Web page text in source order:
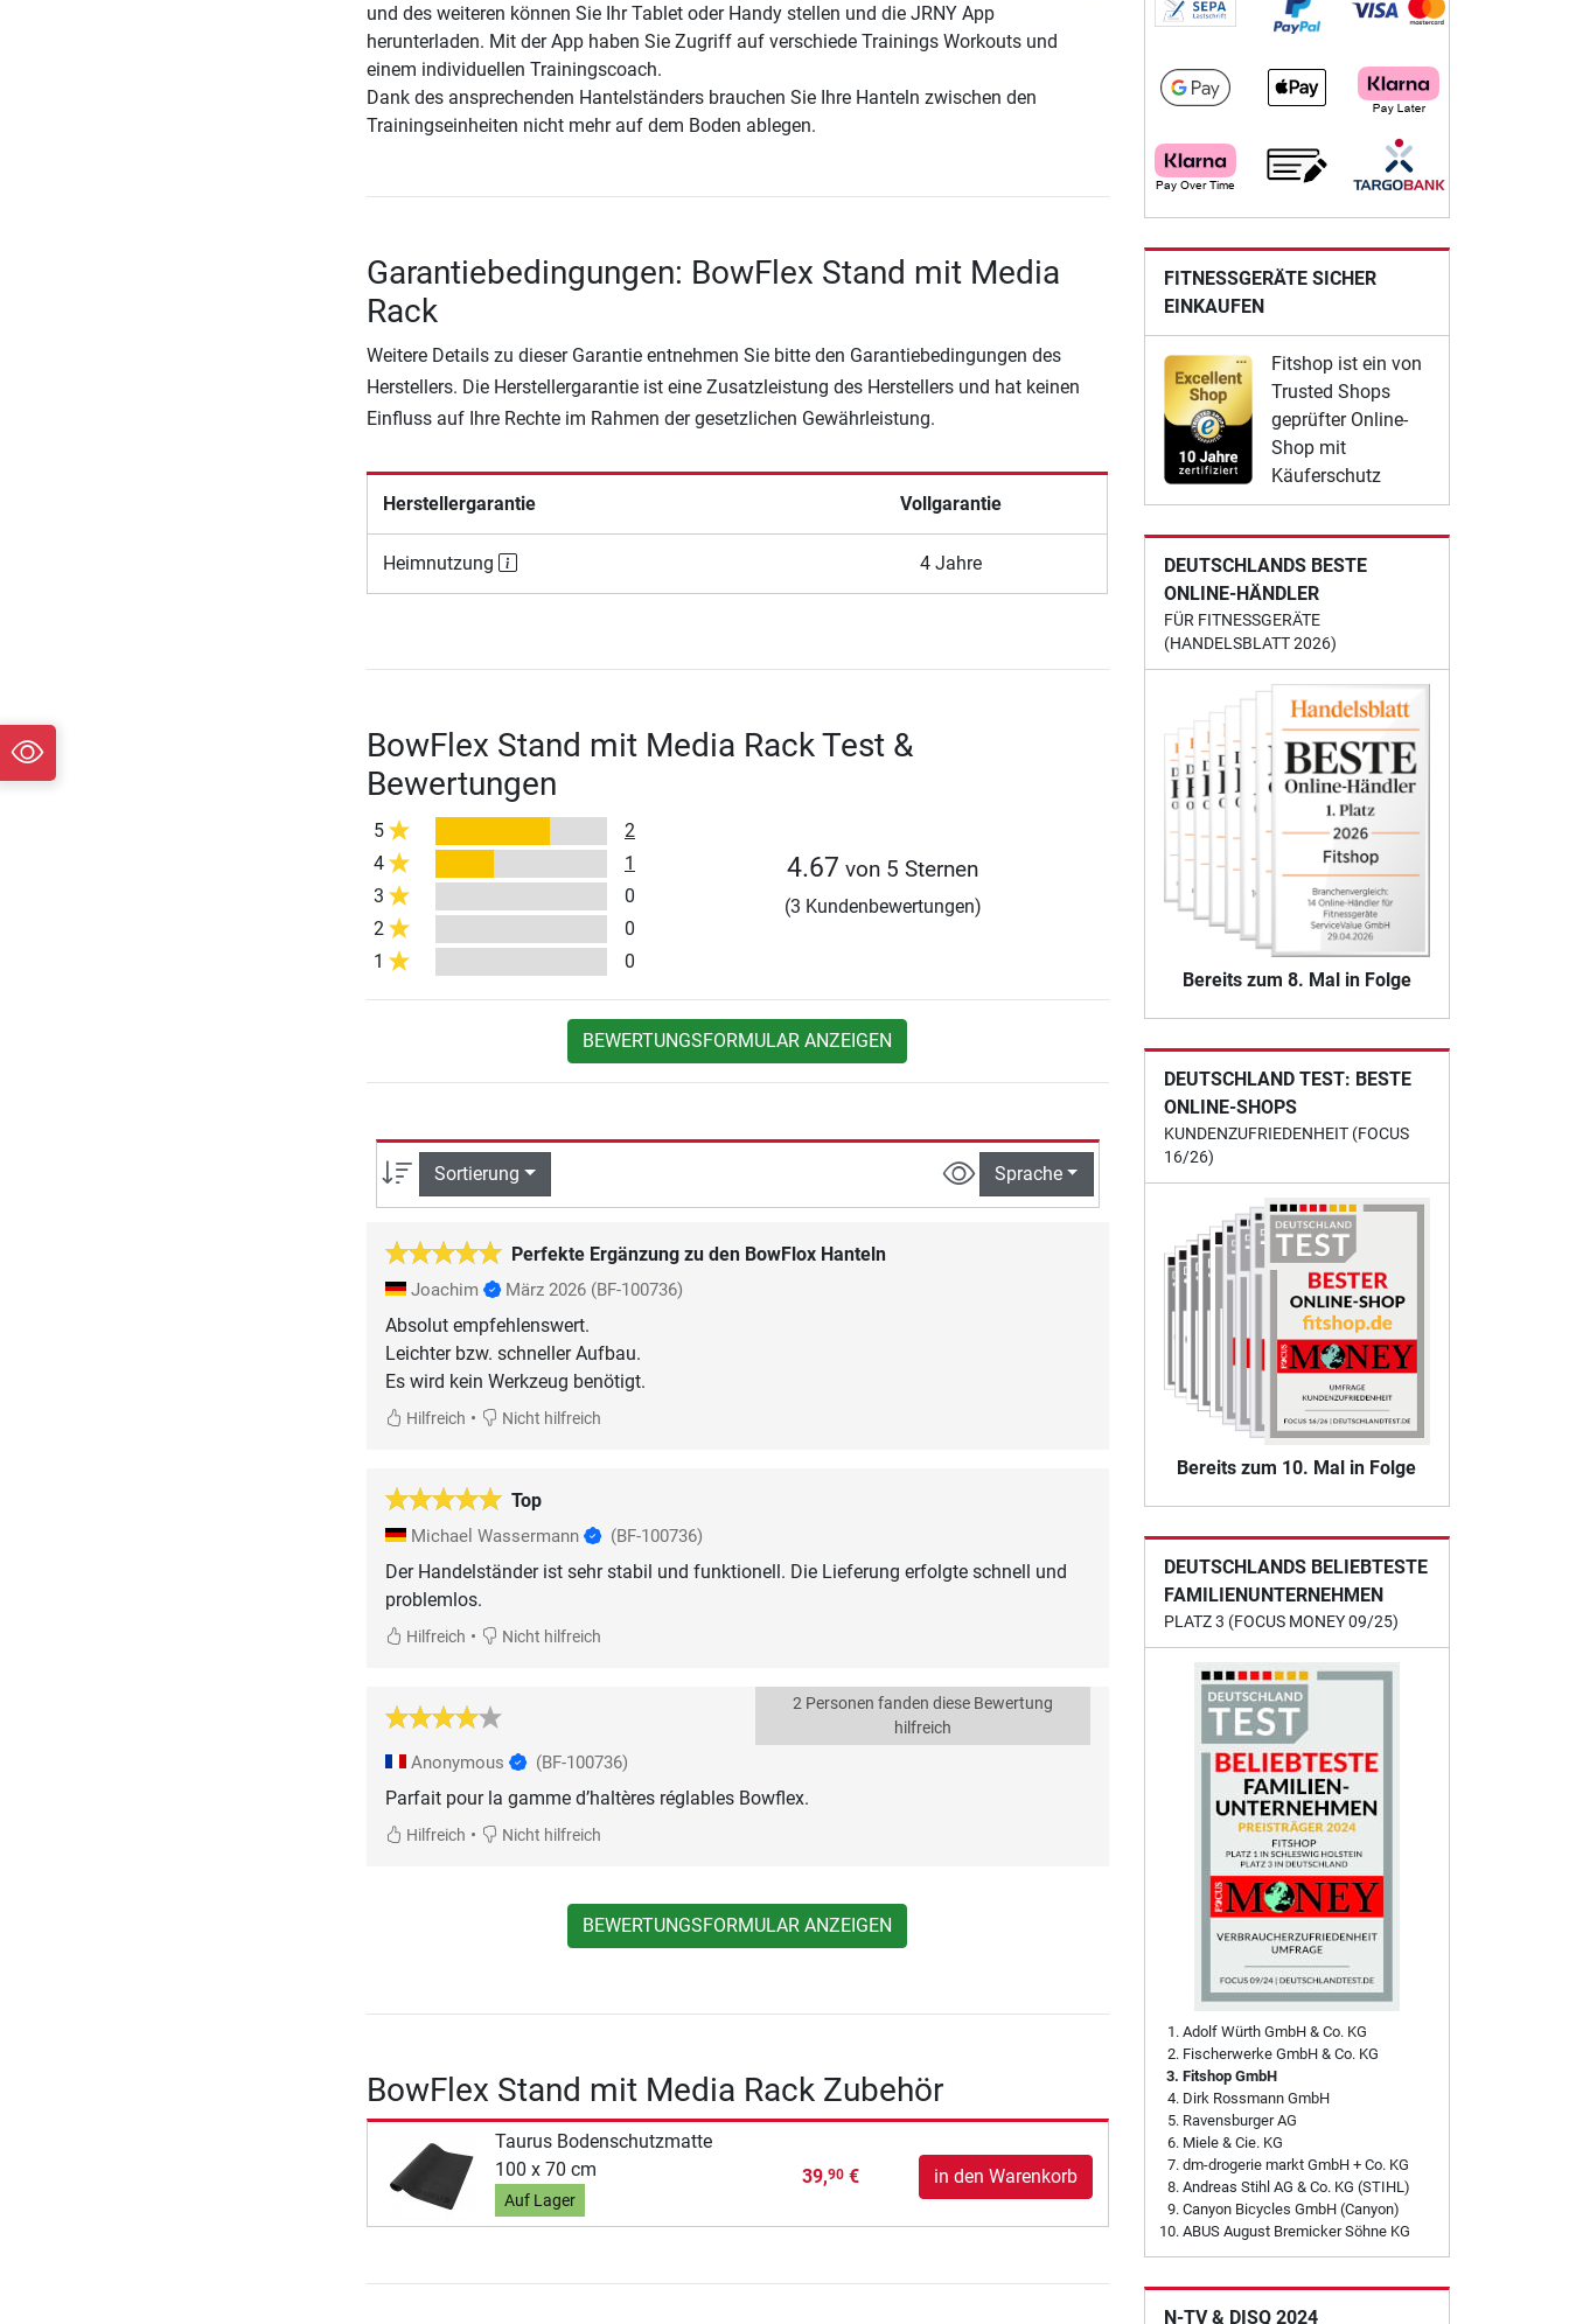
und des weiteren können Sie Ihr Tablet oder Handy stellen und die JRNY App
herunterladen. Mit der App haben Sie Zugriff auf verschiede Trainings Workouts und
einem individuellen Trainingscoach.
Dank des ansprechenden Hantelständers brauchen Sie Ihre Hanteln zwischen den
Trainingseinheiten nicht mehr auf dem Boden ablegen.
Garantiebedingungen: BowFlex Stand mit Media
Rack
Weitere Details zu dieser Garantie entnehmen Sie bitte den Garantiebedingungen des
Herstellers. Die Herstellergarantie ist eine Zusatzleistung des Herstellers und hat keinen
Einfluss auf Ihre Rechte im Rahmen der gesetzlichen Gewährleistung.
Herstellergarantie Vollgarantie
Heimnutzung 4 Jahre
BowFlex Stand mit Media Rack Test &
Bewertungen
5
2
4
1
3
0
2
0
1
0
4.67 von 5 Sternen
(3 Kundenbewertungen)
BEWERTUNGSFORMULAR ANZEIGEN
Sortierung Sprache
Perfekte Ergänzung zu den BowFlox Hanteln
Joachim März 2026 (BF-100736)
Absolut empfehlenswert.
Leichter bzw. schneller Aufbau.
Hilfreich • Nicht hilfreich
Top
Michael Wassermann (BF-100736)
Der Handelständer ist sehr stabil und funktionell. Die Lieferung erfolgte schnell und
problemlos.
Hilfreich • Nicht hilfreich
2 Personen fanden diese Bewertung
hilfreich
Anonymous (BF-100736)
Parfait pour la gamme d’haltères réglables Bowflex.
Hilfreich • Nicht hilfreich
BEWERTUNGSFORMULAR ANZEIGEN
BowFlex Stand mit Media Rack Zubehör
Taurus Bodenschutzmatte
100 x 70 cm
Auf Lager
39,90€ in den Warenkorb
FITNESSGERÄTE SICHER
EINKAUFEN
Fitshop ist ein von
Trusted Shops
geprüfter Online-
Shop mit
Käuferschutz
DEUTSCHLANDS BESTE
ONLINE-HÄNDLER
FÜR FITNESSGERÄTE
(HANDELSBLATT 2026)
Bereits zum 8. Mal in Folge
DEUTSCHLAND TEST: BESTE
ONLINE-SHOPS
KUNDENZUFRIEDENHEIT (FOCUS
16/26)
Bereits zum 10. Mal in Folge
DEUTSCHLANDS BELIEBTESTE
FAMILIENUNTERNEHMEN
PLATZ 3 (FOCUS MONEY 09/25)
Adolf Würth GmbH & Co. KG
Fischerwerke GmbH & Co. KG
Fitshop GmbH
Dirk Rossmann GmbH
Ravensburger AG
Miele & Cie. KG
dm-drogerie markt GmbH + Co. KG
Andreas Stihl AG & Co. KG (STIHL)
Canyon Bicycles GmbH (Canyon)
ABUS August Bremicker Söhne KG
N-TV & DISQ 2024